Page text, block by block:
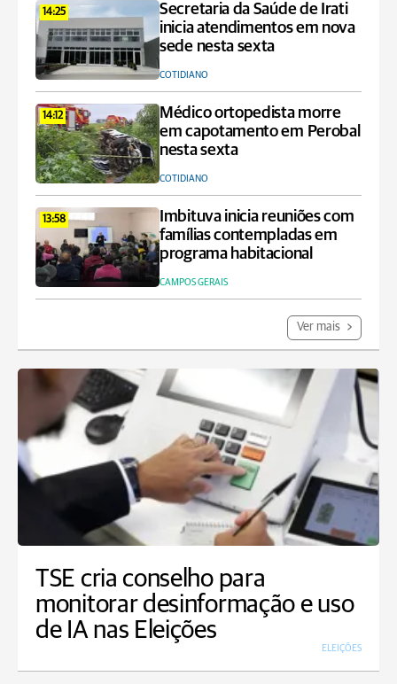
14:25
Secretaria da Saúde de Irati
inicia atendimentos em nova
sede nesta sexta
COTIDIANO
14:12
Médico ortopedista morre
em capotamento em Perobal
nesta sexta
COTIDIANO
13:58
Imbituva inicia reuniões com
famílias contempladas em
programa habitacional
CAMPOS GERAIS
Ver mais
TSE cria conselho para
monitorar desinformação e uso
de IA nas Eleições
ELEIÇÕES